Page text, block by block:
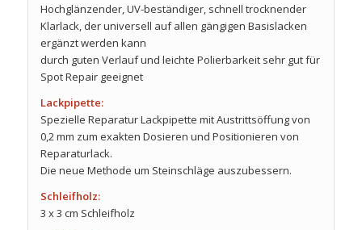
Hochglänzender, UV-beständiger, schnell trocknender
Klarlack, der universell auf allen gängigen Basislacken
ergänzt werden kann
durch guten Verlauf und leichte Polierbarkeit sehr gut für
Spot Repair geeignet
Lackpipette:
Spezielle Reparatur Lackpipette mit Austrittsöffung von
0,2 mm zum exakten Dosieren und Positionieren von
Reparaturlack.
Die neue Methode um Steinschläge auszubessern.
Schleifholz:
3 x 3 cm Schleifholz